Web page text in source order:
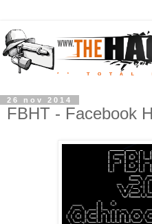
26 nov 2014
FBHT - Facebook